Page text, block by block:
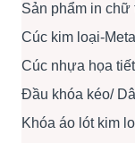
Sản phẩm in chữ
Cúc kim loại-
Cúc nhựa họa
Đầu khóa kéo/
Khóa áo lót kim